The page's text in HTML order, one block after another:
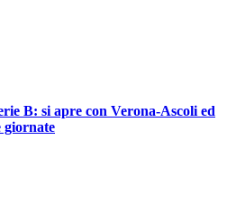
B: si apre con Verona-Ascoli ed
giornate